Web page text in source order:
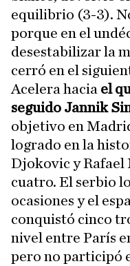
equilibrio (3-3).
porque en el
desestabilizar la
cerró en el
Acelera hacia el
seguido Jannik
objetivo en
logrado en la
Djokovic y Rafael
cuatro. El serbio
ocasiones y el
conquistó cinco
nivel entre París
pero no participó